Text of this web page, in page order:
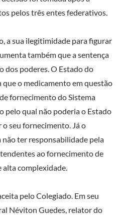
pelos três entes federativos.
a sua ilegitimidade para figurar
também que a sentença
dos poderes. O Estado do
que o medicamento em questão
fornecimento do Sistema
pelo qual não poderia o Estado
seu fornecimento. Já o
ter responsabilidade pela
ao fornecimento de
alta complexidade.
pelo Colegiado. Em seu
Néviton Guedes, relator do